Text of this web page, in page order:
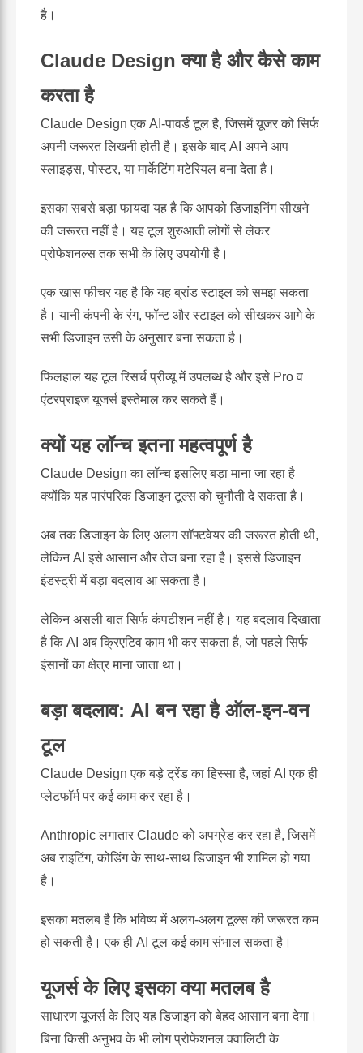
है।
Claude Design क्या है और कैसे काम
करता है
Claude Design एक AI-पावर्ड टूल है, जिसमें यूजर को सिर्फ
अपनी जरूरत लिखनी होती है। इसके बाद AI अपने आप
स्लाइड्स, पोस्टर, या मार्केटिंग मटेरियल बना देता है।
इसका सबसे बड़ा फायदा यह है कि आपको डिजाइनिंग सीखने
की जरूरत नहीं है। यह टूल शुरुआती लोगों से लेकर
प्रोफेशनल्स तक सभी के लिए उपयोगी है।
एक खास फीचर यह है कि यह ब्रांड स्टाइल को समझ सकता
है। यानी कंपनी के रंग, फॉन्ट और स्टाइल को सीखकर आगे के
सभी डिजाइन उसी के अनुसार बना सकता है।
फिलहाल यह टूल रिसर्च प्रीव्यू में उपलब्ध है और इसे Pro व
एंटरप्राइज यूजर्स इस्तेमाल कर सकते हैं।
क्यों यह लॉन्च इतना महत्वपूर्ण है
Claude Design का लॉन्च इसलिए बड़ा माना जा रहा है
क्योंकि यह पारंपरिक डिजाइन टूल्स को चुनौती दे सकता है।
अब तक डिजाइन के लिए अलग सॉफ्टवेयर की जरूरत होती थी,
लेकिन AI इसे आसान और तेज बना रहा है। इससे डिजाइन
इंडस्ट्री में बड़ा बदलाव आ सकता है।
लेकिन असली बात सिर्फ कंपटीशन नहीं है। यह बदलाव दिखाता
है कि AI अब क्रिएटिव काम भी कर सकता है, जो पहले सिर्फ
इंसानों का क्षेत्र माना जाता था।
बड़ा बदलाव: AI बन रहा है ऑल-इन-वन
टूल
Claude Design एक बड़े ट्रेंड का हिस्सा है, जहां AI एक ही
प्लेटफॉर्म पर कई काम कर रहा है।
Anthropicलगातार Claude को अपग्रेड कर रहा है, जिसमें
अब राइटिंग, कोडिंग के साथ-साथ डिजाइन भी शामिल हो गया
है।
इसका मतलब है कि भविष्य में अलग-अलग टूल्स की जरूरत कम
हो सकती है। एक ही AI टूल कई काम संभाल सकता है।
यूजर्स के लिए इसका क्या मतलब है
साधारण यूजर्स के लिए यह डिजाइन को बेहद आसान बना देगा।
बिना किसी अनुभव के भी लोग प्रोफेशनल क्वालिटी के